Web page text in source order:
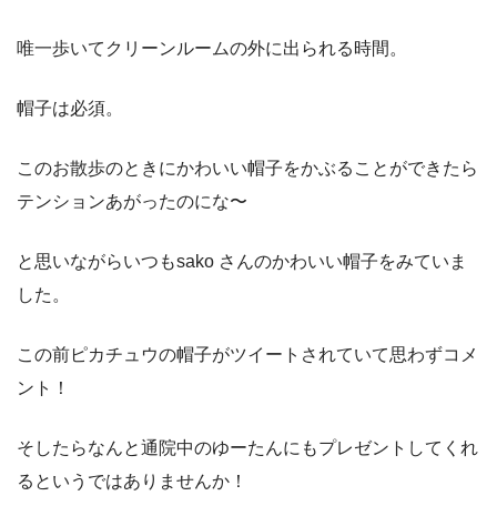
唯一歩いてクリーンルームの外に出られる時間。
帽子は必須。
このお散歩のときにかわいい帽子をかぶることができたら
テンションあがったのにな〜
と思いながらいつもsako さんのかわいい帽子をみていま
した。
この前ピカチュウの帽子がツイートされていて思わずコメ
ント！
そしたらなんと通院中のゆーたんにもプレゼントしてくれ
るというではありませんか！